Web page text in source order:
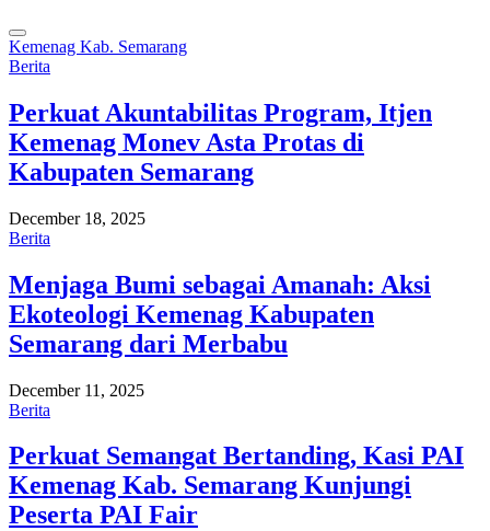
Kemenag Kab. Semarang
Berita
Perkuat Akuntabilitas Program, Itjen
Kemenag Monev Asta Protas di
Kabupaten Semarang
December 18, 2025
Berita
Menjaga Bumi sebagai Amanah: Aksi
Ekoteologi Kemenag Kabupaten
Semarang dari Merbabu
December 11, 2025
Berita
Perkuat Semangat Bertanding, Kasi PAI
Kemenag Kab. Semarang Kunjungi
Peserta PAI Fair